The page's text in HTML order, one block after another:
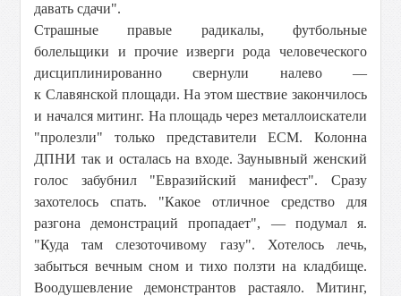
давать сдачи".
Страшные правые радикалы, футбольные
болельщики и прочие изверги рода человеческого
дисциплинированно свернули налево —
к Славянской площади. На этом шествие закончилось
и начался митинг. На площадь через металлоискатели
"пролезли" только представители ЕСМ. Колонна
ДПНИ так и осталась на входе. Заунывный женский
голос забубнил "Евразийский манифест". Сразу
захотелось спать. "Какое отличное средство для
разгона демонстраций пропадает", — подумал я.
"Куда там слезоточивому газу". Хотелось лечь,
забыться вечным сном и тихо ползти на кладбище.
Воодушевление демонстрантов растаяло. Митинг,